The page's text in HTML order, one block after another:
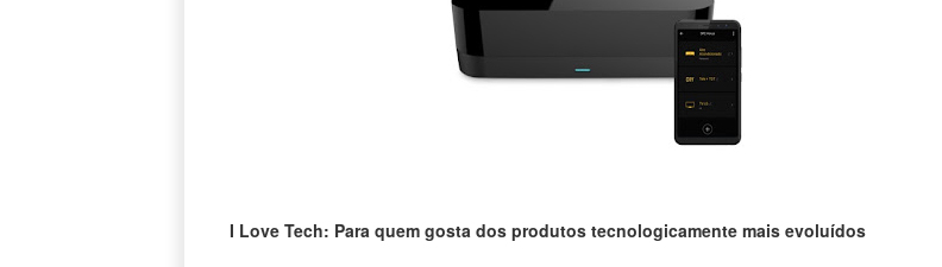
I Love Tech: Para quem gosta dos produtos tecnologicamente mais evoluídos